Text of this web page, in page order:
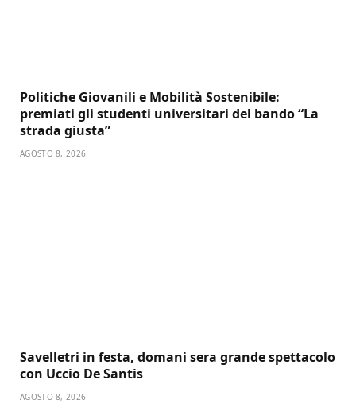
Politiche Giovanili e Mobilità Sostenibile:
premiati gli studenti universitari del bando “La
strada giusta”
AGOSTO 8, 2026
Savelletri in festa, domani sera grande spettacolo
con Uccio De Santis
AGOSTO 8, 2026